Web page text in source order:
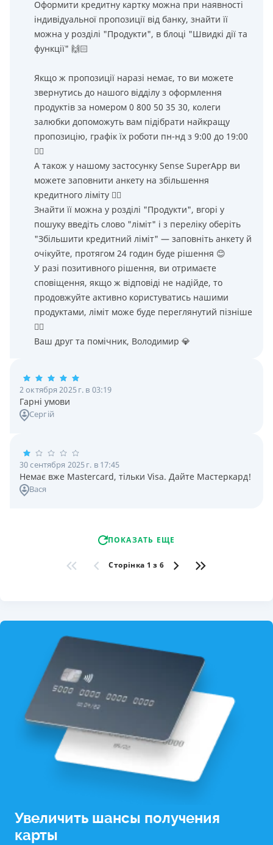
Оформити кредитну картку можна при наявності
індивідуальної пропозиції від банку, знайти її
можна у розділі "Продукти", в блоці "Швидкі дії та
функції" 🙌🏻
Якщо ж пропозиції наразі немає, то ви можете
звернутись до нашого відділу з оформлення
продуктів за номером 0 800 50 35 30, колеги
залюбки допоможуть вам підібрати найкращу
пропозицію, графік їх роботи пн-нд з 9:00 до 19:00
👌🏻
А також у нашому застосунку Sense SuperApp ви
можете заповнити анкету на збільшення
кредитного ліміту 👌🏻
Знайти її можна у розділі "Продукти", вгорі у
пошуку введіть слово "ліміт" і з переліку оберіть
"Збільшити кредитний ліміт" — заповніть анкету й
очікуйте, протягом 24 годин буде рішення 😊
У разі позитивного рішення, ви отримаєте
сповіщення, якщо ж відповіді не надійде, то
продовжуйте активно користуватись нашими
продуктами, ліміт може буде переглянутий пізніше
👌🏻
Ваш друг та помічник, Володимир 💎
2 октября 2025 г. в 03:19
Гарні умови
Сергій
30 сентября 2025 г. в 17:45
Немає вже Mastercard, тільки Visa. Дайте Мастеркард!
Вася
ПОКАЗАТЬ ЕЩЕ
Сторінка 1 з 6
Увеличить шансы получения
карты